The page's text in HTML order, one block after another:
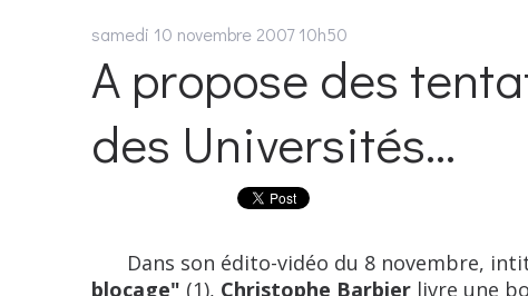
samedi 10 novembre 2007 10h50
A propose des
des Universités...
Dans son édito-vidéo du 8 novembre,
blocage" (1), Christophe Barbier livre une